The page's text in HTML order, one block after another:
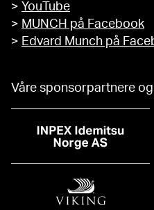
> YouTube
> MUNCH på Facebook
> Edvard Munch på
Våre sponsorpartnere